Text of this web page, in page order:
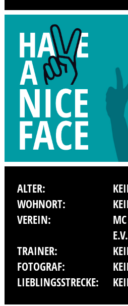
ALTER:
WOHNORT:
VEREIN:
E.V.
TRAINER:
FOTOGRAF:
LIEBLINGSSTRECKE: